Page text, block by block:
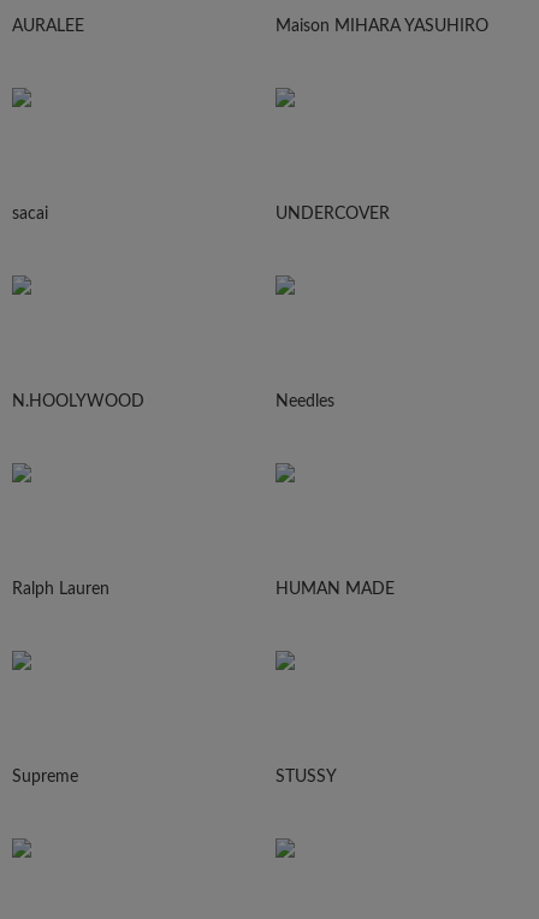
AURALEE Maison MIHARA YASUHIRO
sacai UNDERCOVER
N.HOOLYWOOD Needles
Ralph Lauren HUMAN MADE
Supreme STUSSY